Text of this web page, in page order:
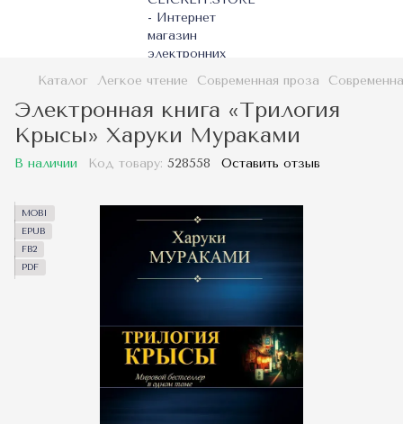
Каталог Легкое чтение Современная проза
Электронная книга «Трилогия
Крысы» Харуки Мураками
В наличии Код товару: 528558 Оставить отзыв
MOBI
EPUB
FB2
PDF